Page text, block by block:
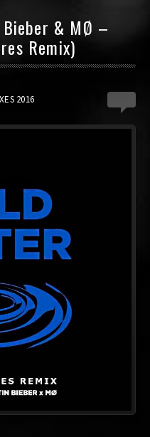
& MØ –
Remix)
2016